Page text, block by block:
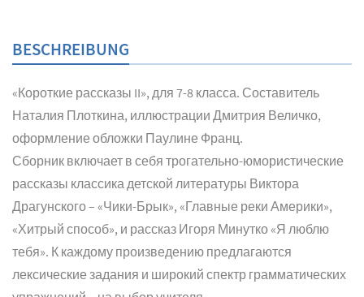
BESCHREIBUNG
«Короткие рассказы II», для 7-8 класса. Составитель
Наталия Плоткина, иллюстрации Дмитрия Величко,
оформление обложки Паулине Франц.
Сборник включает в себя трогательно-юмористические
рассказы классика детской литературы Виктора
Драгунского – «Чики-Брык», «Главные реки Америки»,
«Хитрый способ», и рассказ Игоря Минутко «Я люблю
тебя». К каждому произведению предлагаются
лексические задания и широкий спектр грамматических